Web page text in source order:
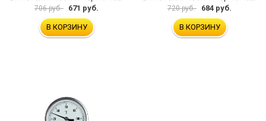
706 руб. 671 руб.
В КОРЗИНУ
720 руб. 684 руб.
В КОРЗИНУ